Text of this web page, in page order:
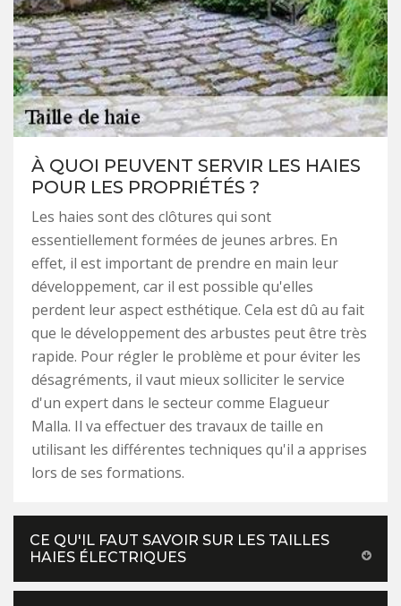
À QUOI PEUVENT SERVIR LES HAIES
POUR LES PROPRIÉTÉS ?
Les haies sont des clôtures qui sont
essentiellement formées de jeunes arbres. En
effet, il est important de prendre en main leur
développement, car il est possible qu'elles
perdent leur aspect esthétique. Cela est dû au fait
que le développement des arbustes peut être très
rapide. Pour régler le problème et pour éviter les
désagréments, il vaut mieux solliciter le service
d'un expert dans le secteur comme Elagueur
Malla. Il va effectuer des travaux de taille en
utilisant les différentes techniques qu'il a apprises
lors de ses formations.
CE QU'IL FAUT SAVOIR SUR LES TAILLES
HAIES ÉLECTRIQUES